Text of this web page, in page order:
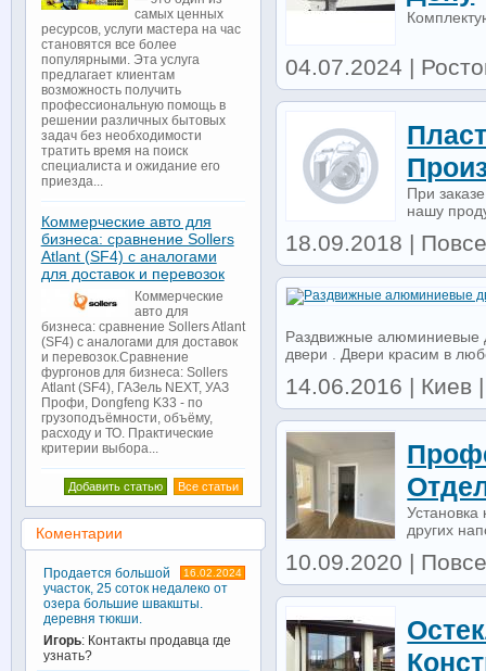
04.07.2024 |
При
нашу
18.09.2018 |
Раздвижные алюминиевые
двери . Двери красим в
14.06.2016 | Киев
Установка
других
10.09.2020 |
самых ценных
ресурсов, услуги мастера на час
становятся все более
популярными. Эта услуга
предлагает клиентам
возможность получить
профессиональную помощь в
решении различных бытовых
задач без необходимости
тратить время на поиск
специалиста и ожидание его
приезда...
Коммерческие авто для
бизнеса: сравнение Sollers
Atlant (SF4) с аналогами
для доставок и перевозок
Коммерческие
авто для
бизнеса: сравнение Sollers Atlant
(SF4) с аналогами для доставок
и перевозок.Сравнение
фургонов для бизнеса: Sollers
Atlant (SF4), ГАЗель NEXT, УАЗ
Профи, Dongfeng K33 - по
грузоподъёмности, объёму,
расходу и ТО. Практические
критерии выбора...
Все статьи
Добавить статью
Коментарии
16.02.2024
Продается большой
участок, 25 соток недалеко от
озера большие швакшты.
деревня тюкши.
Игорь: Контакты продавца где
узнать?